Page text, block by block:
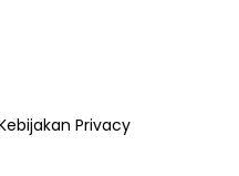
Privacy